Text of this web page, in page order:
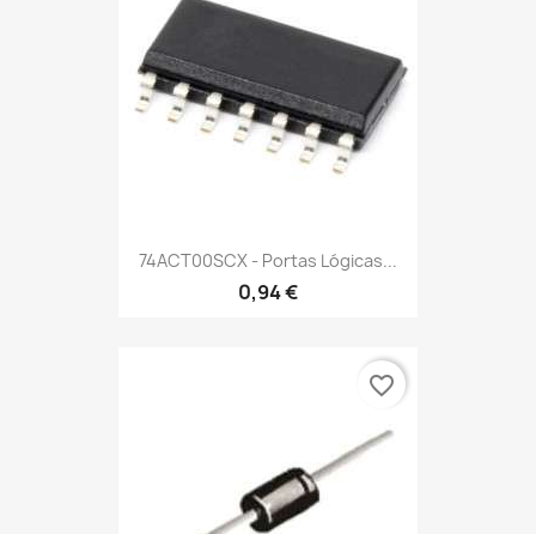
74ACT00SCX - Portas Lógicas...
0,94 €
favorite_border